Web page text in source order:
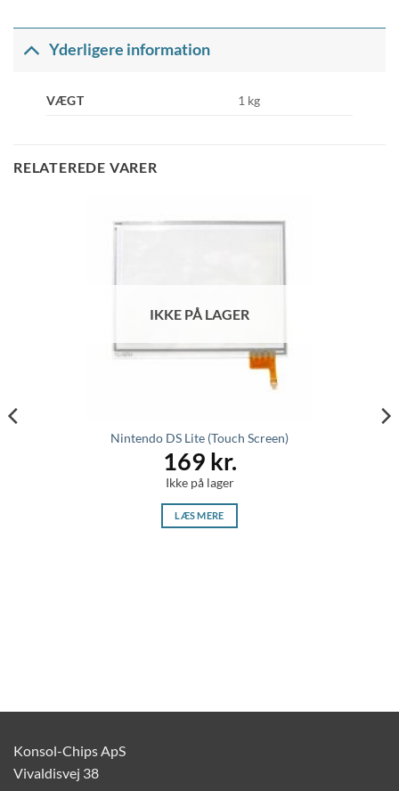
Yderligere information
VÆGT 1 kg
RELATEREDE VARER
IKKE PÅ LAGER
Nintendo DS Lite (Touch Screen)
169 kr.
Ikke på lager
LÆS MERE
Konsol-Chips ApS
Vivaldisvej 38